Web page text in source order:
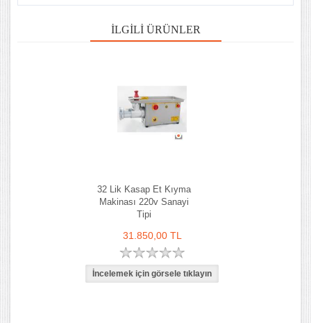
İLGILI ÜRÜNLER
32 Lik Kasap Et Kıyma
Makinası 220v Sanayi
Tipi
31.850,00 TL